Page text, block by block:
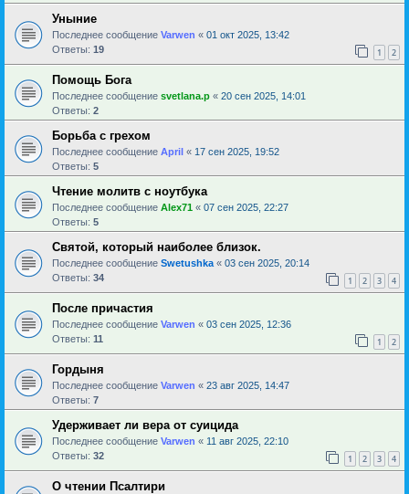
Уныние
Последнее сообщение Varwen « 01 окт 2025, 13:42
Ответы: 19 1 2
Помощь Бога
Последнее сообщение svetlana.p « 20 сен 2025, 14:01
Ответы: 2
Борьба с грехом
Последнее сообщение April « 17 сен 2025, 19:52
Ответы: 5
Чтение молитв с ноутбука
Последнее сообщение Alex71 « 07 сен 2025, 22:27
Ответы: 5
Святой, который наиболее близок.
Последнее сообщение Swetushka « 03 сен 2025, 20:14
Ответы: 34 1 2 3 4
После причастия
Последнее сообщение Varwen « 03 сен 2025, 12:36
Ответы: 11 1 2
Гордыня
Последнее сообщение Varwen « 23 авг 2025, 14:47
Ответы: 7
Удерживает ли вера от суицида
Последнее сообщение Varwen « 11 авг 2025, 22:10
Ответы: 32 1 2 3 4
О чтении Псалтири